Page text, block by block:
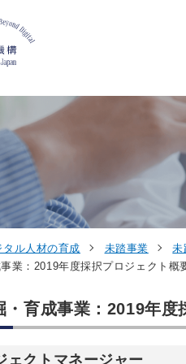
タル人材の育成 未踏事業 未
業：2019年度採択プロジェクト概
・育成事業：2019年度
ェクトマネージャー